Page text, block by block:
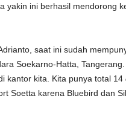
yakin ini berhasil mendorong
saat ini sudah
Soekarno-Hatta,
kantor kita. Kita punya total 14
Soetta karena Bluebird dan